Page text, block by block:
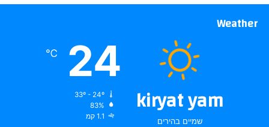
Weather
kiryat yam
שמיים בהירים
24
℃
83%
1.1 קמ